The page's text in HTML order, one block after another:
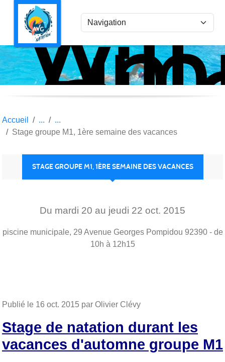
la
Accueil
Stage groupe M1, 1ère semaine des vacances
STAGE GROUPE M1, 1ÈRE SEMAINE DES VACANCES
Du mardi 20 au jeudi 22 oct. 2015
piscine municipale, 29 Avenue Georges Pompidou 92390 - de
10h à 12h15
Publié le 16 oct. 2015 par Olivier Clévy
Stage de natation durant les
vacances d'automne groupe M1
Panneau de gestion des cookies